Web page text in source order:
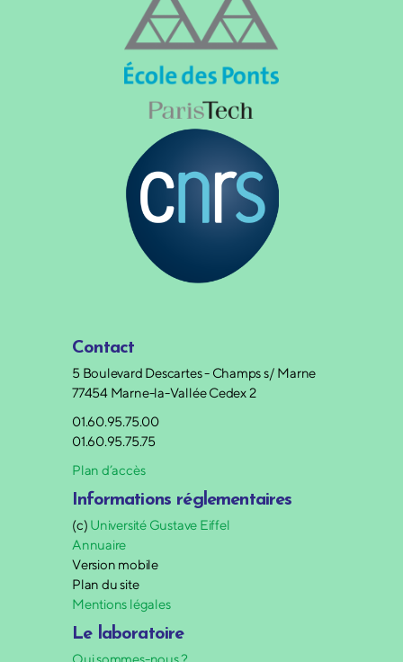
Contact
5 Boulevard Descartes - Champs s/ Marne
77454 Marne-la-Vallée Cedex 2
01.60.95.75.00
01.60.95.75.75
Plan d’accès
Informations réglementaires
(c) Université Gustave Eiffel
Annuaire
Version mobile
Plan du site
Mentions légales
Le laboratoire
Qui sommes-nous ?